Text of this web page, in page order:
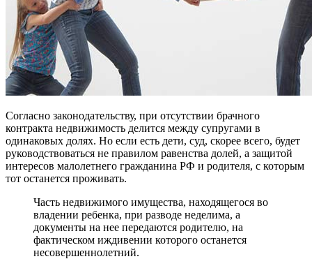
Согласно законодательству, при отсутствии брачного
контракта недвижимость делится между супругами в
одинаковых долях. Но если есть дети, суд, скорее всего, будет
руководствоваться не правилом равенства долей, а защитой
интересов малолетнего гражданина РФ и родителя, с которым
тот останется проживать.
Часть недвижимого имущества, находящегося во
владении ребенка, при разводе неделима, а
документы на нее передаются родителю, на
фактическом иждивении которого останется
несовершеннолетний.